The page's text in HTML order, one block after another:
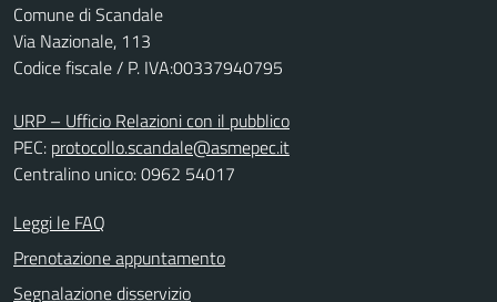
Comune di Scandale
Via Nazionale, 113
Codice fiscale / P. IVA:00337940795
URP – Ufficio Relazioni con il pubblico
PEC: protocollo.scandale@asmepec.it
Centralino unico: 0962 54017
Leggi le FAQ
Prenotazione appuntamento
Segnalazione disservizio